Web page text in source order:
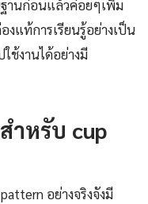
านก่อนแล้วค่อยๆเพิ่ม
งแท้การเรียนรู้อย่างเป็น
ช้งานได้อย่างมี
ำหรับ cup
อย่างจริงจังมี